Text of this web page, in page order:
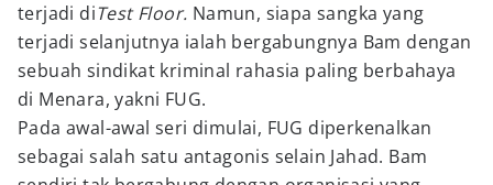
terjadi diTest Floor. Namun, siapa sangka yang
terjadi selanjutnya ialah bergabungnya Bam dengan
sebuah sindikat kriminal rahasia paling berbahaya
di Menara, yakni FUG.
Pada awal-awal seri dimulai, FUG diperkenalkan
sebagai salah satu antagonis selain Jahad. Bam